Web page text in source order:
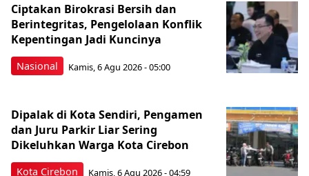
Nasional
Ciptakan Birokrasi Bersih dan
Berintegritas, Pengelolaan Konflik
Kepentingan Jadi Kuncinya
Kamis, 6 Agu 2026 - 05:00
Kota Cirebon
Dipalak di Kota Sendiri, Pengamen
dan Juru Parkir Liar Sering
Dikeluhkan Warga Kota Cirebon
Kamis, 6 Agu 2026 - 04:59